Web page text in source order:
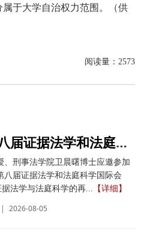
于大学自治权力范围。（供
阅读量： 2573
我校教师应邀参加第八届证据法学和法庭科学国际会议并作学术报告
刑事法学院卫晨曙博士应邀参加
八届证据法学和法庭科学国际会
法学与法庭科学的再... 【详细】
| 2026-08-05